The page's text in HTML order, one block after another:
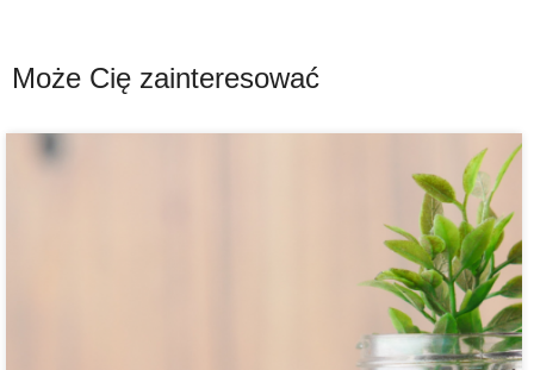
Może Cię zainteresować